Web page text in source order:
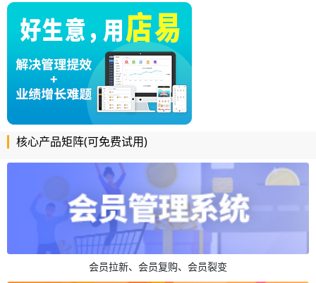
核心产品矩阵(可免费试用)
会员拉新、会员复购、会员裂变